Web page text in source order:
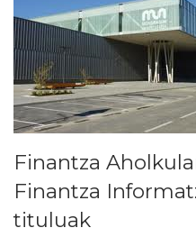
Finantza
Finantza
tituluak